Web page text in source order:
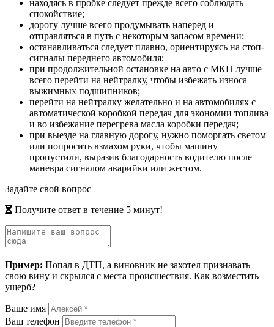
находясь в пробке следует прежде всего соблюдать
спокойствие;
дорогу лучше всего продумывать наперед и
отправляться в путь с некоторым запасом времени;
останавливаться следует плавно, ориентируясь на стоп-
сигналы переднего автомобиля;
при продолжительной остановке на авто с МКП лучше
всего перейти на нейтралку, чтобы избежать износа
выжимных подшипников;
перейти на нейтралку желательно и на автомобилях с
автоматической коробкой передач для экономии топлива
и во избежание перегрева масла коробки передач;
при выезде на главную дорогу, нужно поморгать светом
или попросить взмахом руки, чтобы машину
пропустили, выразив благодарность водителю после
маневра сигналом аварийки или жестом.
Задайте свой вопрос
Получите ответ в течение 5 минут!
Пример: Попал в ДТП, а виновник не захотел признавать
свою вину и скрылся с места происшествия. Как возместить
ущерб?
Ваше имя
Ваш телефон